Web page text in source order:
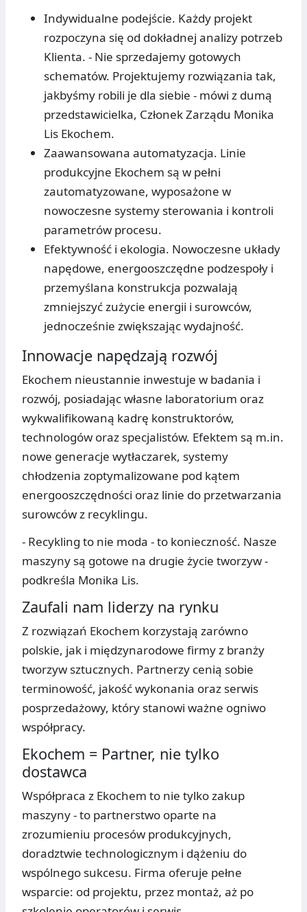
Indywidualne podejście. Każdy projekt
rozpoczyna się od dokładnej analizy potrzeb
Klienta. - Nie sprzedajemy gotowych
schematów. Projektujemy rozwiązania tak,
jakbyśmy robili je dla siebie - mówi z dumą
przedstawicielka, Członek Zarządu Monika
Lis Ekochem.
Zaawansowana automatyzacja. Linie
produkcyjne Ekochem są w pełni
zautomatyzowane, wyposażone w
nowoczesne systemy sterowania i kontroli
parametrów procesu.
Efektywność i ekologia. Nowoczesne układy
napędowe, energooszczędne podzespoły i
przemyślana konstrukcja pozwalają
zmniejszyć zużycie energii i surowców,
jednocześnie zwiększając wydajność.
Innowacje napędzają rozwój
Ekochem nieustannie inwestuje w badania i
rozwój, posiadając własne laboratorium oraz
wykwalifikowaną kadrę konstruktorów,
technologów oraz specjalistów. Efektem są m.in.
nowe generacje wytłaczarek, systemy
chłodzenia zoptymalizowane pod kątem
energooszczędności oraz linie do przetwarzania
surowców z recyklingu.
- Recykling to nie moda - to konieczność. Nasze
maszyny są gotowe na drugie życie tworzyw -
podkreśla Monika Lis.
Zaufali nam liderzy na rynku
Z rozwiązań Ekochem korzystają zarówno
polskie, jak i międzynarodowe firmy z branży
tworzyw sztucznych. Partnerzy cenią sobie
terminowość, jakość wykonania oraz serwis
posprzedażowy, który stanowi ważne ogniwo
współpracy.
Ekochem = Partner, nie tylko
dostawca
Współpraca z Ekochem to nie tylko zakup
maszyny - to partnerstwo oparte na
zrozumieniu procesów produkcyjnych,
doradztwie technologicznym i dążeniu do
wspólnego sukcesu. Firma oferuje pełne
wsparcie: od projektu, przez montaż, aż po